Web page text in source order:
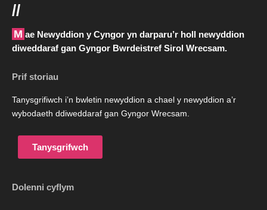
//
Mae Newyddion y Cyngor yn darparu’r holl newyddion
diweddaraf gan Gyngor Bwrdeistref Sirol Wrecsam.
Prif storiau
Tanysgrifiwch i’n bwletin newyddion a chael y newyddion a’r
wybodaeth ddiweddaraf gan Gyngor Wrecsam.
Tanysgrifwch
Dolenni cyflym